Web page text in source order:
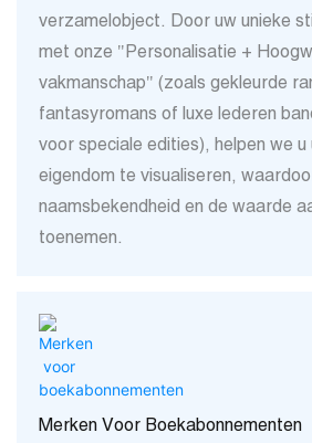
verzamelobject. Door uw unieke
met onze "Personalisatie +
vakmanschap" (zoals gekleurde
fantasyromans of luxe lederen
voor speciale edities), helpen we u
eigendom te visualiseren,
naamsbekendheid en de waarde
toenemen.
Merken Voor Boekabonnementen